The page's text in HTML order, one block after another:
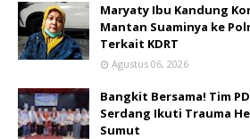
Maryaty Ibu Kandung
Mantan Suaminya ke
Terkait KDRT
Agustus 06, 2026
Bangkit Bersama! Tim
Serdang Ikuti Trauma
Sumut